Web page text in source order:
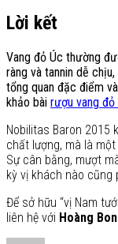
Lời kết
Vang đỏ Úc thường
ràng và tannin dễ
tổng quan đặc điểm
khảo bài rượu vang đỏ
Nobilitas Baron 2015
chất lượng, mà là
Sự cân bằng, mượt
kỳ vị khách nào
Để sở hữu “vị Nam
liên hệ với Hoàng